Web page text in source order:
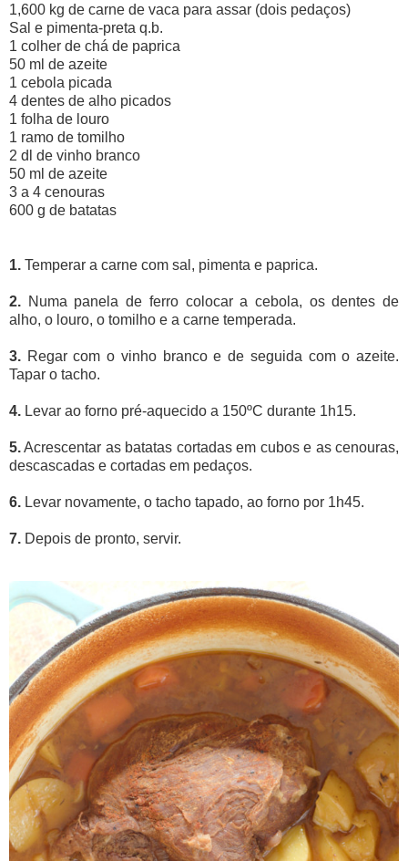
1,600 kg de carne de vaca para assar (dois pedaços)
Sal e pimenta-preta q.b.
1 colher de chá de paprica
50 ml de azeite
1 cebola picada
4 dentes de alho picados
1 folha de louro
1 ramo de tomilho
2 dl de vinho branco
50 ml de azeite
3 a 4 cenouras
600 g de batatas
1. Temperar a carne com sal, pimenta e paprica.
2. Numa panela de ferro colocar a cebola, os dentes de
alho, o louro, o tomilho e a carne temperada.
3. Regar com o vinho branco e de seguida com o azeite.
Tapar o tacho.
4. Levar ao forno pré-aquecido a 150ºC durante 1h15.
5.Acrescentar as batatas cortadas em cubos e as cenouras,
descascadas e cortadas em pedaços.
6. Levar novamente, o tacho tapado, ao forno por 1h45.
7. Depois de pronto, servir.